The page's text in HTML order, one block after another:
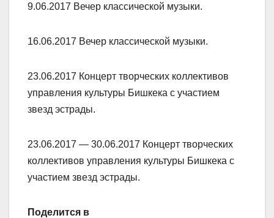
9.06.2017 Вечер классической музыки.
16.06.2017 Вечер классической музыки.
23.06.2017 Концерт творческих коллективов
управления культуры Бишкека с участием
звезд эстрады.
23.06.2017 — 30.06.2017 Концерт творческих
коллективов управления культуры Бишкека с
участием звезд эстрады.
Поделится в